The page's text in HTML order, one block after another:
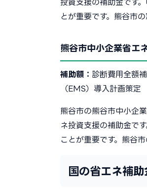
投資支援の補助金です
とが重要です。熊谷市
熊谷市中小企業省エ
補助額： 診断費用全額
（EMS）導入計画策定
熊谷市の熊谷市中小企
ネ投資支援の補助金で
ことが重要です。熊谷
国の省エネ補